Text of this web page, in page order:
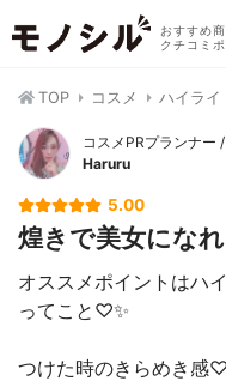
おすすめ
クチコミ
TOP コスメ ハイライ
コスメPRプランナー
Haruru
5.00
煌きで美女にな
オススメポイントはハ
ってこと♡✨
つけた時のきらめき感♡